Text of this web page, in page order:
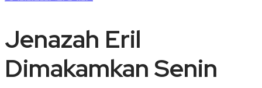
Jenazah Eril
Dimakamkan Senin